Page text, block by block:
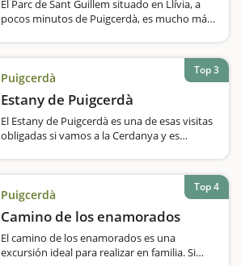
El Parc de Sant Guillem situado en Llívia, a
pocos minutos de Puigcerdà, es mucho más
o el…
Puigcerdà
Estany de Puigcerdà
El Estany de Puigcerdà es una de esas visitas
obligadas si vamos a la Cerdanya y es
oasis de calma. Se puede dar una vuelta
recorriendo…
Top 3
Puigcerdà
Camino de los enamorados
El camino de los enamorados es una
excursión ideal para realizar en familia. Si
Top 4